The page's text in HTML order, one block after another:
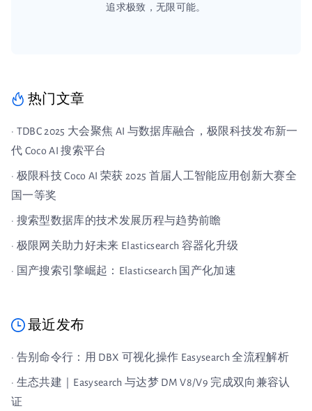
追求极致，无限可能。
热门文章
· TDBC 2025 大会聚焦 AI 与数据库融合，极限科技发布新一
代 Coco AI 搜索平台
· 极限科技 Coco AI 荣获 2025 首届人工智能应用创新大赛全
国一等奖
· 搜索型数据库的技术发展历程与趋势前瞻
· 极限网关助力好未来 Elasticsearch 容器化升级
· 国产搜索引擎崛起：Elasticsearch 国产化加速
最近发布
· 告别命令行：用 DBX 可视化操作 Easysearch 全流程解析
· 生态共建｜Easysearch 与达梦 DM V8/V9 完成双向兼容认
证